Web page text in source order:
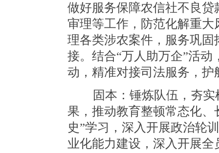
做好服务保障农信社不良贷
审理等工作，防范化解重
理各类涉农案件，服务巩
接。结合“万人助万企”活
动，精准对接司法服务，护
固本：锤炼队伍，夯实
果，推动教育整顿常态化
史”学习，深入开展政治轮
业化能力建设，深入开展